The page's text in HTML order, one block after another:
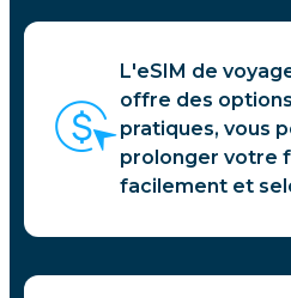
L'eSIM de
offre des
pratiques, vous
prolonger votre
facilement et